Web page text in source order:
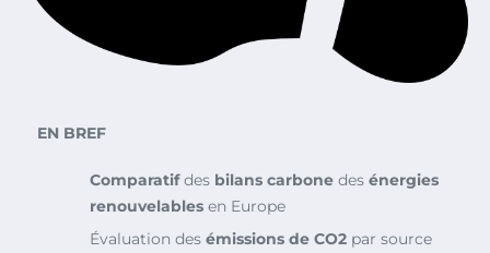
EN BREF
Comparatifdes bilans carbone des énergies
renouvelables en Europe
Évaluation des émissions de CO2 par source